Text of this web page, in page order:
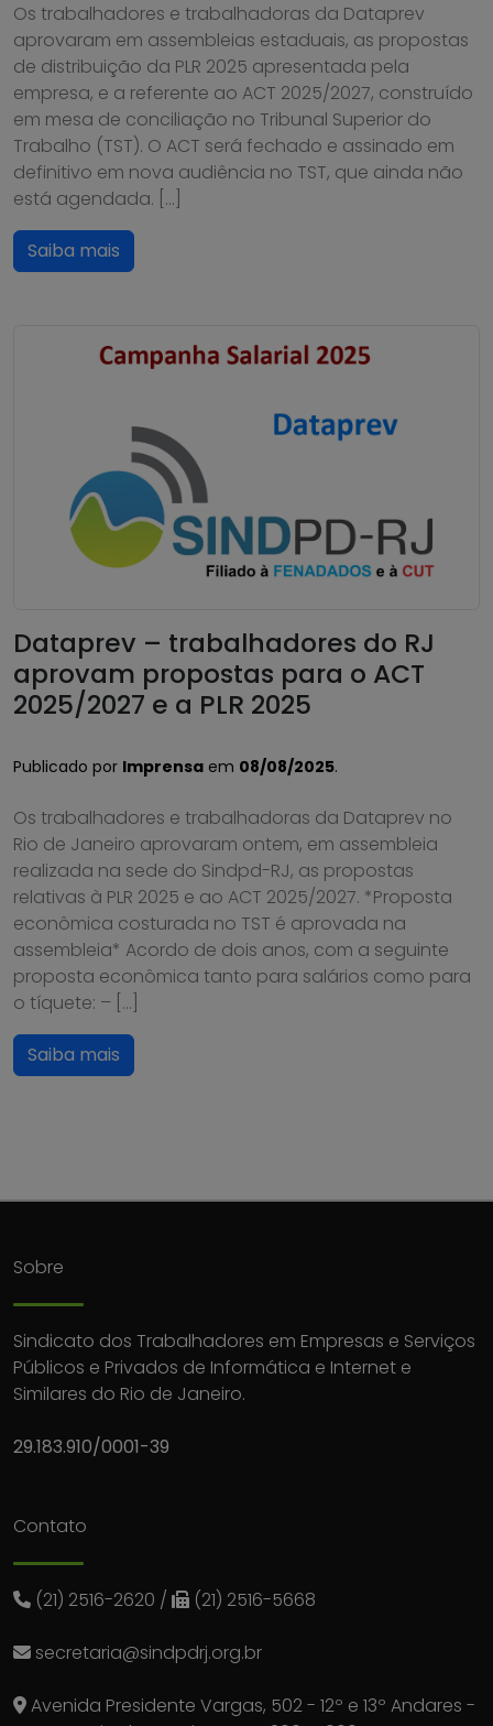
Os trabalhadores e trabalhadoras da Dataprev
aprovaram em assembleias estaduais, as propostas
de distribuição da PLR 2025 apresentada pela
empresa, e a referente ao ACT 2025/2027, construído
em mesa de conciliação no Tribunal Superior do
Trabalho (TST). O ACT será fechado e assinado em
definitivo em nova audiência no TST, que ainda não
está agendada. […]
Saiba mais
Dataprev – trabalhadores do RJ
aprovam propostas para o ACT
2025/2027 e a PLR 2025
Publicado por Imprensa em 08/08/2025.
Os trabalhadores e trabalhadoras da Dataprev no
Rio de Janeiro aprovaram ontem, em assembleia
realizada na sede do Sindpd-RJ, as propostas
relativas à PLR 2025 e ao ACT 2025/2027. *Proposta
econômica costurada no TST é aprovada na
assembleia* Acordo de dois anos, com a seguinte
proposta econômica tanto para salários como para
o tíquete: – […]
Saiba mais
Sobre
Sindicato dos Trabalhadores em Empresas e Serviços
Públicos e Privados de Informática e Internet e
Similares do Rio de Janeiro.
29.183.910/0001-39
Contato
(21) 2516-2620 / (21) 2516-5668
secretaria@sindpdrj.org.br
Avenida Presidente Vargas, 502 - 12º e 13º Andares -